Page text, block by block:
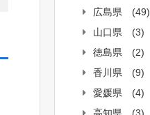
広島県
(49)
山口県
(3)
徳島県
(2)
香川県
(9)
愛媛県
(4)